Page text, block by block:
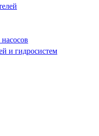
и гидросистем